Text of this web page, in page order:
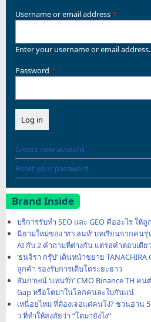
Username or email address
Enter your username or email address.
Password
Create new account
Reset your password
Brand Inside
บริการรับทำ SEO และ GEO คืออะไร ใ
นิยามใหม่ของ ‘ทาเลนท์’ บทเรียนจากค
AI กับ 2 คำถามที่ต่างกัน แต่รอคำตอบเดีย
‘ธนจิรา กรุ๊ป’ เดินหน้าขยาย
ลูกค้า รองรับการเติบโตระยะยาว
สัมภาษณ์ ‘แทนรัก’ CMO Binance TH คน
Gap หรือโตมาในโลกคนละใบกันแน่
เหนื่อยไหม ที่ต้องเจอแต่คนโง่? ชวนอ่าน
ว ที่ทำให้สงสัยว่า “โตมายังไง”